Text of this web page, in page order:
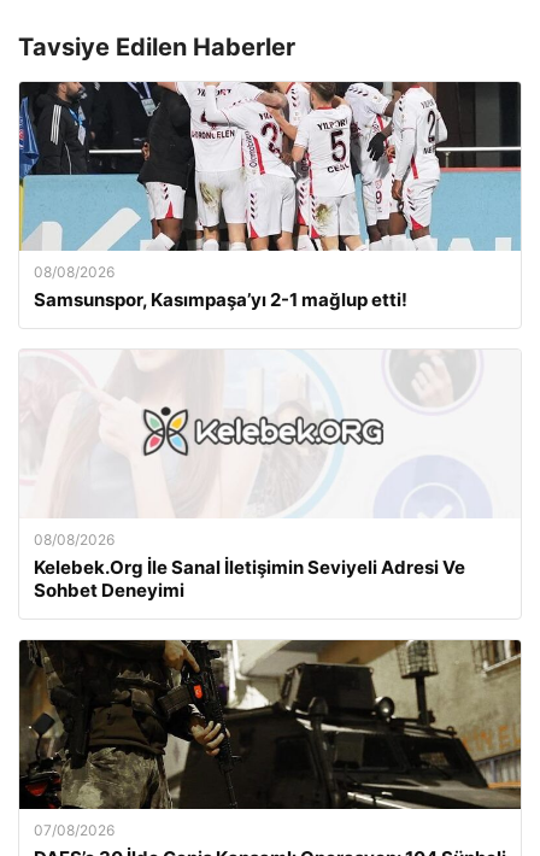
Tavsiye Edilen Haberler
08/08/2026
Samsunspor, Kasımpaşa’yı 2-1 mağlup etti!
08/08/2026
Kelebek.Org İle Sanal İletişimin Seviyeli Adresi Ve
Sohbet Deneyimi
07/08/2026